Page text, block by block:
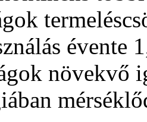
évente
növekvő